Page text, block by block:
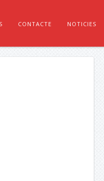
CONTACTE NOTICIES